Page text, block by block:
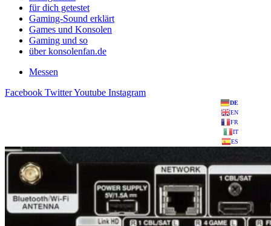
für dich getestet
Gaming-Sound erklärt
Games und Konsolen
Gaming und so
über konsolenfan.de
Messen
Facebook TwitterYoutube Instagram
DE
EN
FR
IT
ES